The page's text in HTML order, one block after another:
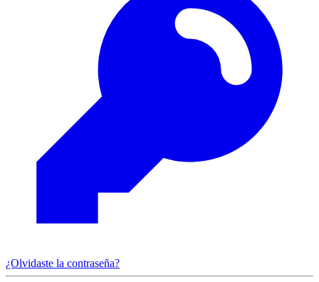
¿Olvidaste la contraseña?